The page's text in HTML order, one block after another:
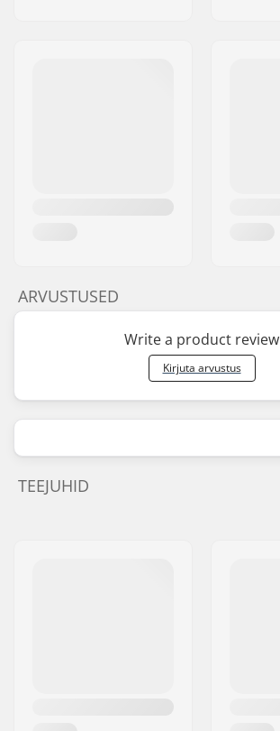
ARVUSTUSED
Write a product review
Kirjuta arvustus
TEEJUHID